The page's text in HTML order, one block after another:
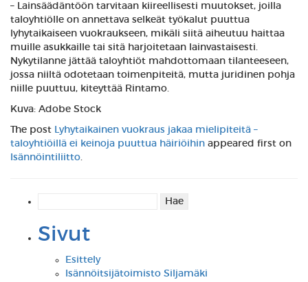
– Lainsäädäntöön tarvitaan kiireellisesti muutokset, joilla
taloyhtiölle on annettava selkeät työkalut puuttua
lyhytaikaiseen vuokraukseen, mikäli siitä aiheutuu haittaa
muille asukkaille tai sitä harjoitetaan lainvastaisesti.
Nykytilanne jättää taloyhtiöt mahdottomaan tilanteeseen,
jossa niiltä odotetaan toimenpiteitä, mutta juridinen pohja
niille puuttuu, kiteyttää Rintamo.
Kuva: Adobe Stock
The post Lyhytaikainen vuokraus jakaa mielipiteitä –
taloyhtiöillä ei keinoja puuttua häiriöihin appeared first on
Isännöintiliitto.
Sivut
Esittely
Isännöitsijätoimisto Siljamäki